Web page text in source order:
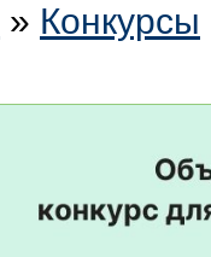
» Конкурсы